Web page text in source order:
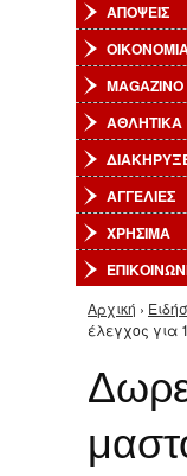
ΑΠΟΨΕΙΣ
MAGAZINO
ΑΘΛΗΤΙΚΑ
ΑΓΓΕΛΙΕΣ
ΧΡΗΣΙΜΑ
Είστε
Αρχική ›
έλεγχος για